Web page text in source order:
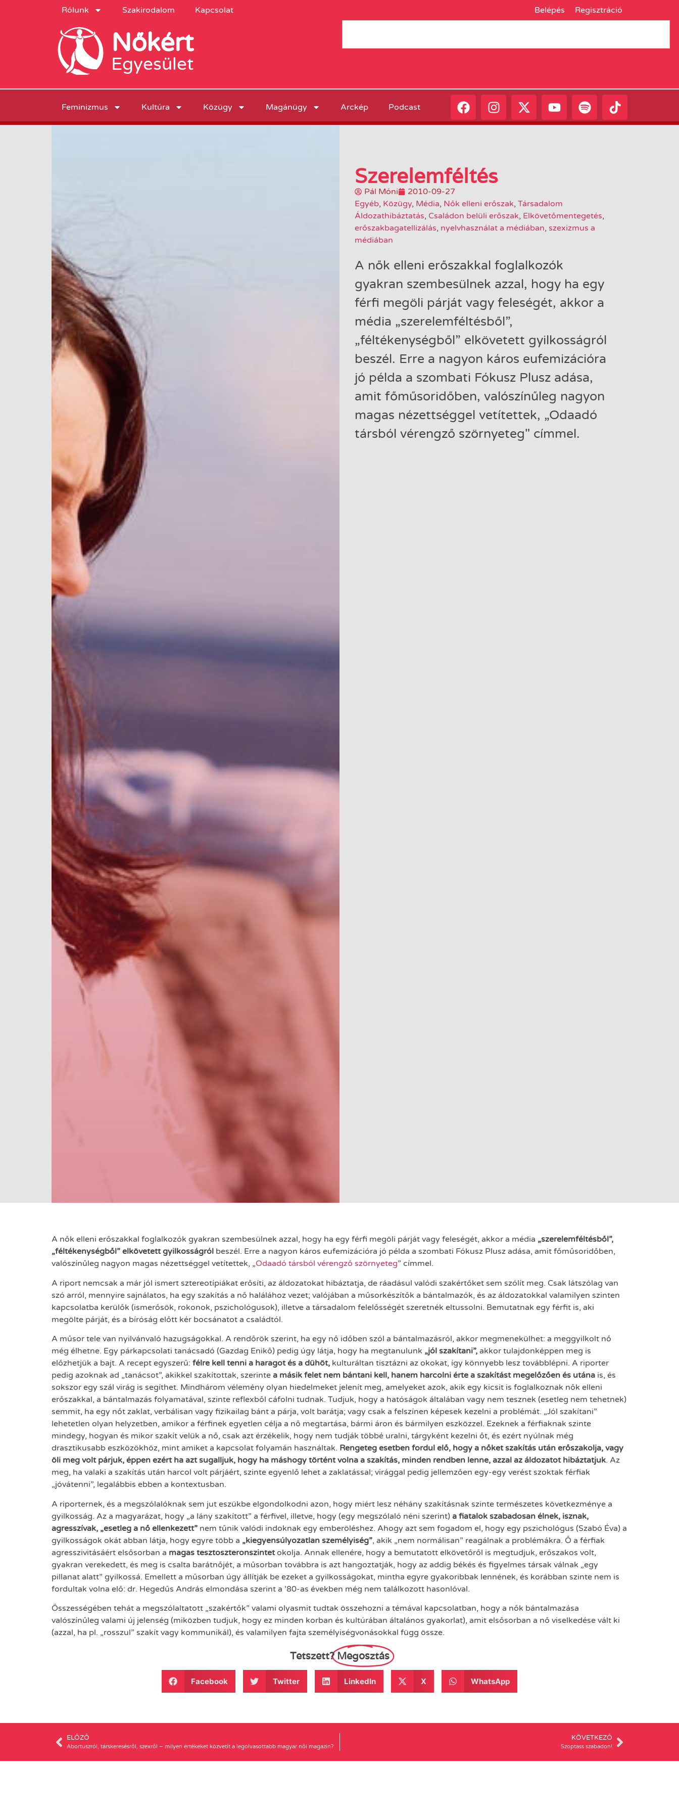
Rólunk Szakirodalom Kapcsolat Belépés Regisztráció
Nőkért
Egyesület
Feminizmus Kultúra Közügy Magánügy Arckép Podcast
Szerelemféltés
Pál Móni
2010-09-27
Egyéb, Közügy, Média, Nők elleni erőszak, Társadalom
Áldozathibáztatás, Családon belüli erőszak, Elkövetőmentegetés,
erőszakbagatellizálás, nyelvhasználat a médiában, szexizmus a
médiában
A nők elleni erőszakkal foglalkozók
gyakran szembesülnek azzal, hogy ha egy
férfi megöli párját vagy feleségét, akkor a
média „szerelemféltésből”,
„féltékenységből” elkövetett gyilkosságról
beszél. Erre a nagyon káros eufemizációra
jó példa a szombati Fókusz Plusz adása,
amit főműsoridőben, valószínűleg nagyon
magas nézettséggel vetítettek, „Odaadó
társból vérengző szörnyeteg" címmel.
A nők elleni erőszakkal foglalkozók gyakran szembesülnek azzal, hogy ha egy férfi megöli párját vagy feleségét, akkor a média „szerelemféltésből”,
„féltékenységből” elkövetett gyilkosságról beszél. Erre a nagyon káros eufemizációra jó példa a szombati Fókusz Plusz adása, amit főműsoridőben,
valószínűleg nagyon magas nézettséggel vetítettek, „Odaadó társból vérengző szörnyeteg” címmel.
A riport nemcsak a már jól ismert sztereotípiákat erősíti, az áldozatokat hibáztatja, de ráadásul valódi szakértőket sem szólít meg. Csak látszólag van
szó arról, mennyire sajnálatos, ha egy szakítás a nő halálához vezet; valójában a műsorkészítők a bántalmazók, és az áldozatokkal valamilyen szinten
kapcsolatba kerülők (ismerősök, rokonok, pszichológusok), illetve a társadalom felelősségét szeretnék eltussolni. Bemutatnak egy férfit is, aki
megölte párját, és a bíróság előtt kér bocsánatot a családtól.
A műsor tele van nyilvánvaló hazugságokkal. A rendőrök szerint, ha egy nő időben szól a bántalmazásról, akkor megmenekülhet: a meggyilkolt nő
még élhetne. Egy párkapcsolati tanácsadó (Gazdag Enikő) pedig úgy látja, hogy ha megtanulunk „jól szakítani”, akkor tulajdonképpen meg is
előzhetjük a bajt. A recept egyszerű: félre kell tenni a haragot és a dühöt, kulturáltan tisztázni az okokat, így könnyebb lesz továbblépni. A riporter
pedig azoknak ad „tanácsot”, akikkel szakítottak, szerinte a másik felet nem bántani kell, hanem harcolni érte a szakítást megelőzően és utána is, és
sokszor egy szál virág is segíthet. Mindhárom vélemény olyan hiedelmeket jelenít meg, amelyeket azok, akik egy kicsit is foglalkoznak nők elleni
erőszakkal, a bántalmazás folyamatával, szinte reflexből cáfolni tudnak. Tudjuk, hogy a hatóságok általában vagy nem tesznek (esetleg nem tehetnek)
semmit, ha egy nőt zaklat, verbálisan vagy fizikailag bánt a párja, volt barátja; vagy csak a felszínen képesek kezelni a problémát. „Jól szakítani”
lehetetlen olyan helyzetben, amikor a férfinek egyetlen célja a nő megtartása, bármi áron és bármilyen eszközzel. Ezeknek a férfiaknak szinte
mindegy, hogyan és mikor szakít velük a nő, csak azt érzékelik, hogy nem tudják többé uralni, tárgyként kezelni őt, és ezért nyúlnak még
drasztikusabb eszközökhöz, mint amiket a kapcsolat folyamán használtak. Rengeteg esetben fordul elő, hogy a nőket szakítás után erőszakolja, vagy
öli meg volt párjuk, éppen ezért ha azt sugalljuk, hogy ha máshogy történt volna a szakítás, minden rendben lenne, azzal az áldozatot hibáztatjuk. Az
meg, ha valaki a szakítás után harcol volt párjáért, szinte egyenlő lehet a zaklatással; virággal pedig jellemzően egy-egy verést szoktak férfiak
„jóvátenni”, legalábbis ebben a kontextusban.
A riporternek, és a megszólalóknak sem jut eszükbe elgondolkodni azon, hogy miért lesz néhány szakításnak szinte természetes következménye a
gyilkosság. Az a magyarázat, hogy „a lány szakított” a férfivel, illetve, hogy (egy megszólaló néni szerint) a fiatalok szabadosan élnek, isznak,
agresszívak, „esetleg a nő ellenkezett” nem tűnik valódi indoknak egy emberöléshez. Ahogy azt sem fogadom el, hogy egy pszichológus (Szabó Éva) a
gyilkosságok okát abban látja, hogy egyre több a „kiegyensúlyozatlan személyiség”, akik „nem normálisan” reagálnak a problémákra. Ő a férfiak
agresszivitásáért elsősorban a magas tesztoszteronszintetokolja. Annak ellenére, hogy a bemutatott elkövetőről is megtudjuk, erőszakos volt,
gyakran verekedett, és meg is csalta barátnőjét, a műsorban továbbra is azt hangoztatják, hogy az addig békés és figyelmes társak válnak „egy
pillanat alatt” gyilkossá. Emellett a műsorban úgy állítják be ezeket a gyilkosságokat, mintha egyre gyakoribbak lennének, és korábban szinte nem is
fordultak volna elő: dr. Hegedűs András elmondása szerint a ’80-as években még nem találkozott hasonlóval.
Összességében tehát a megszólaltatott „szakértők” valami olyasmit tudtak összehozni a témával kapcsolatban, hogy a nők bántalmazása
valószínűleg valami új jelenség (miközben tudjuk, hogy ez minden korban és kultúrában általános gyakorlat), amit elsősorban a nő viselkedése vált ki
(azzal, ha pl. „rosszul” szakít vagy kommunikál), és valamilyen fajta személyiségvonásokkal függ össze.
Tetszett? Megosztás
Facebook Twitter LinkedIn X WhatsApp
ELŐZŐ
Abortuszról, társkeresésről, szexről – milyen értékeket közvetít a legolvasottabb magyar női magazin?
KÖVETKEZŐ
Szoptass szabadon!